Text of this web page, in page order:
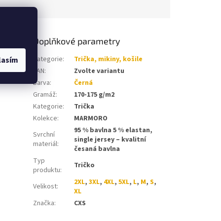
krční
Doplňkové parametry
Kategorie:
Trička, mikiny, košile
EAN:
Zvolte variantu
Barva:
Černá
Gramáž:
170-175 g/m2
Kategorie:
Trička
Kolekce:
MARMORO
Svrchní
materiál:
95 % bavlna 5 % elastan,
single jersey – kvalitní
česaná bavlna
Typ
produktu: Tričko
Velikost: 2XL,3XL, 4XL,5XL, L, M,S,
XL
Značka: CXS